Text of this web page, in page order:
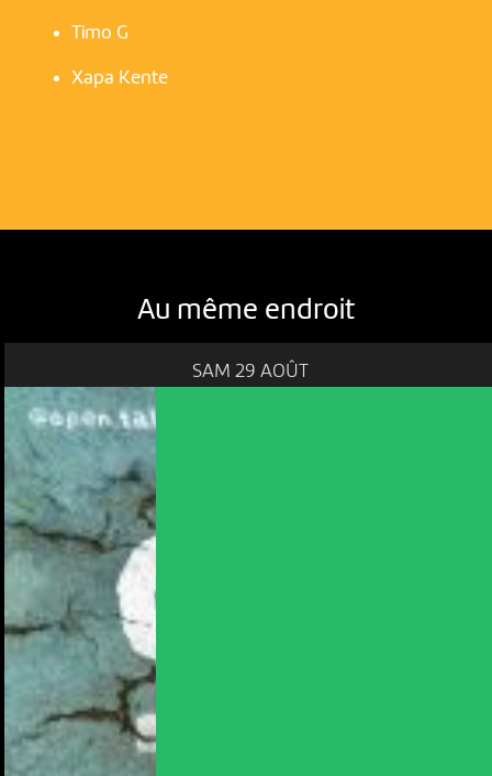
Timo G
Xapa Kente
Au même endroit
SAM 29 AOÛT